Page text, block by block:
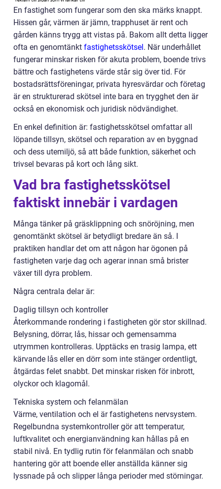
En fastighet som fungerar som den ska märks knappt.
Hissen går, värmen är jämn, trapphuset är rent och
gården känns trygg att vistas på. Bakom allt detta ligger
ofta en genomtänkt fastighetsskötsel. När underhållet
fungerar minskar risken för akuta problem, boende trivs
bättre och fastighetens värde står sig över tid. För
bostadsrättsföreningar, privata hyresvärdar och företag
är en strukturerad skötsel inte bara en trygghet den är
också en ekonomisk och juridisk nödvändighet.
En enkel definition är: fastighetsskötsel omfattar all
löpande tillsyn, skötsel och reparation av en byggnad
och dess utemiljö, så att både funktion, säkerhet och
trivsel bevaras på kort och lång sikt.
Vad bra fastighetsskötsel
faktiskt innebär i vardagen
Många tänker på gräsklippning och snöröjning, men
genomtänkt skötsel är betydligt bredare än så. I
praktiken handlar det om att någon har ögonen på
fastigheten varje dag och agerar innan små brister
växer till dyra problem.
Några centrala delar är:
Daglig tillsyn och kontroller
Återkommande rondering i fastigheten gör stor skillnad.
Belysning, dörrar, lås, hissar och gemensamma
utrymmen kontrolleras. Upptäcks en trasig lampa, ett
kärvande lås eller en dörr som inte stänger ordentligt,
åtgärdas felet snabbt. Det minskar risken för inbrott,
olyckor och klagomål.
Tekniska system och felanmälan
Värme, ventilation och el är fastighetens nervsystem.
Regelbundna systemkontroller gör att temperatur,
luftkvalitet och energianvändning kan hållas på en
stabil nivå. En tydlig rutin för felanmälan och snabb
hantering gör att boende eller anställda känner sig
lyssnade på och slipper långa perioder med störningar.